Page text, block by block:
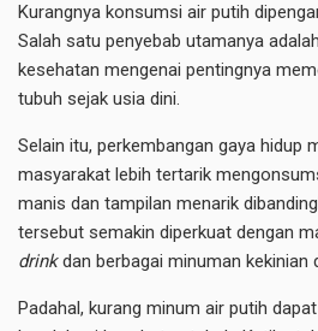
Kurangnya konsumsi air putih
Salah satu penyebab utamanya
kesehatan mengenai pentingnya
tubuh sejak usia dini.
Selain itu, perkembangan gaya hidup
masyarakat lebih tertarik
manis dan tampilan menarik
tersebut semakin diperkuat dengan
drinkdan berbagai minuman kekinian
Padahal, kurang minum air putih